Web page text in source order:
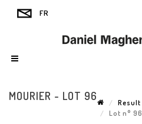
MOURIER - LOT 96
Result
Lot n° 96